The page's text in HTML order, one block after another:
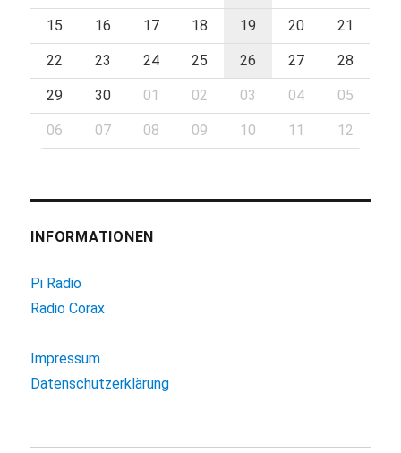
15 16 17 18 19 20 21
22 23 24 25 26 27 28
29 30 01 02 03 04 05
06 07 08 09 10 11 12
INFORMATIONEN
Pi Radio
Radio Corax
Impressum
Datenschutzerklärung